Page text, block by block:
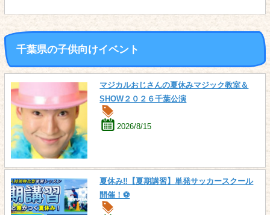
千葉県の子供向けイベント
マジカルおじさんの夏休みマジック教室＆
SHOW２０２６千葉公演
2026/8/15
夏休み‼【夏期講習】単発サッカースクール
開催！⚽